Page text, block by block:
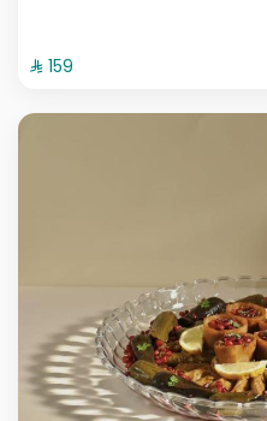
⁨⁦‪‬ 159⁩